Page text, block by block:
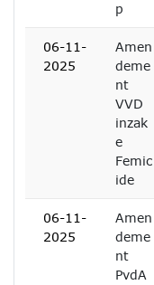
p
06-11-
2025
Amen
deme
nt
VVD
inzak
e
Femic
ide
06-11-
2025
Amen
deme
nt
PvdA